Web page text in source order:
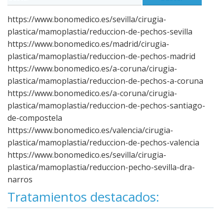
https://www.bonomedico.es/sevilla/cirugia-
plastica/mamoplastia/reduccion-de-pechos-sevilla
https://www.bonomedico.es/madrid/cirugia-
plastica/mamoplastia/reduccion-de-pechos-madrid
https://www.bonomedico.es/a-coruna/cirugia-
plastica/mamoplastia/reduccion-de-pechos-a-coruna
https://www.bonomedico.es/a-coruna/cirugia-
plastica/mamoplastia/reduccion-de-pechos-santiago-
de-compostela
https://www.bonomedico.es/valencia/cirugia-
plastica/mamoplastia/reduccion-de-pechos-valencia
https://www.bonomedico.es/sevilla/cirugia-
plastica/mamoplastia/reduccion-pecho-sevilla-dra-
narros
Tratamientos destacados: